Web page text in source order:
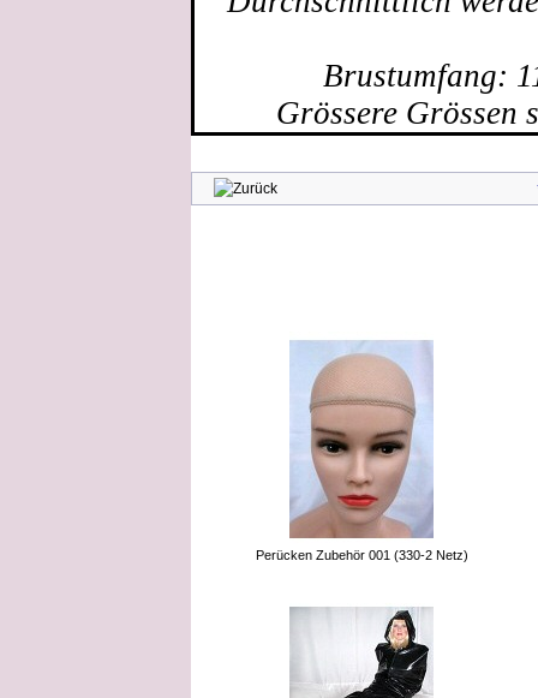
Brustumfang:
Grössere Grössen
Perücken Zubehör 001 (330-2 Netz)